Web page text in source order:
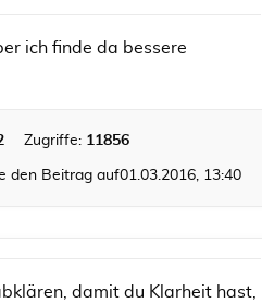
ich finde da bessere
Zugriffe: 11856
01.03.2016, 13:40
den Beitrag auf
damit du Klarheit hast,